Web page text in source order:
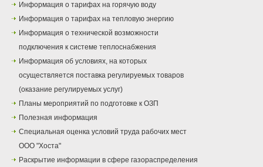
Информация о тарифах на горячую воду
Информация о тарифах на тепловую энергию
Информация о технической возможности
подключения к системе теплоснабжения
Информация об условиях, на которых
осуществляется поставка регулируемых товаров
(оказание регулируемых услуг)
Планы мероприятий по подготовке к ОЗП
Полезная информация
Специальная оценка условий труда рабочих мест
ООО "Хоста"
Раскрытие информации в сфере газораспределения